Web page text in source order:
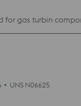
gas turbin
UNS N06625